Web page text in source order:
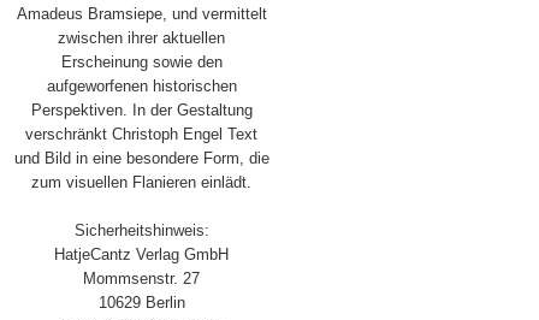
Amadeus Bramsiepe, und vermittelt
zwischen ihrer aktuellen
Erscheinung sowie den
aufgeworfenen historischen
Perspektiven. In der Gestaltung
verschränkt Christoph Engel Text
und Bild in eine besondere Form, die
zum visuellen Flanieren einlädt.
Sicherheitshinweis:
HatjeCantz Verlag GmbH
Mommsenstr. 27
10629 Berlin